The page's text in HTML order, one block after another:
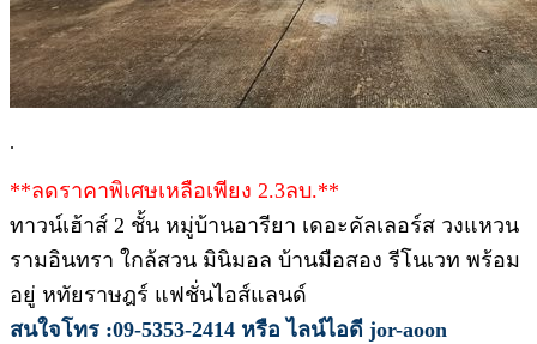
.
**ลดราคาพิเศษเหลือเพียง 2.3ลบ.**
ทาวน์เฮ้าส์ 2 ชั้น หมู่บ้านอารียา เดอะคัลเลอร์ส วงแหวน
รามอินทรา ใกล้สวน มินิมอล บ้านมือสอง รีโนเวท พร้อม
อยู่ หทัยราษฎร์ แฟชั่นไอส์แลนด์
สนใจโทร :09-5353-2414 หรือ ไลน์ไอดี jor-aoon